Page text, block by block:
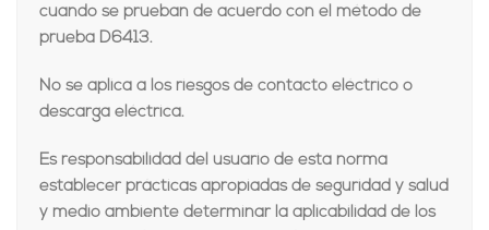
cuando se prueban de acuerdo con el método de
prueba D6413.
No se aplica a los riesgos de contacto eléctrico o
descarga eléctrica.
Es responsabilidad del usuario de esta norma
establecer prácticas apropiadas de seguridad y salud
y medio ambiente determinar la aplicabilidad de los